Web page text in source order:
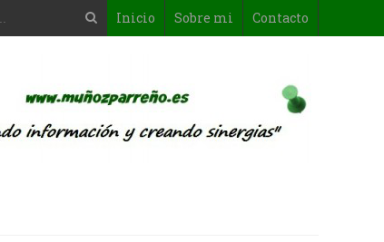
Inicio Sobre mi Contacto